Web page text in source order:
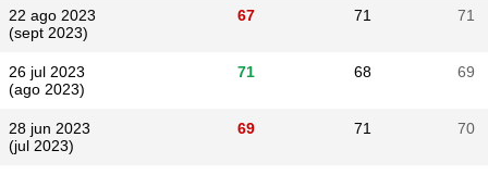
22 ago 2023
(sept 2023)
67 71 71
26 jul 2023
(ago 2023)
71 68 69
28 jun 2023
(jul 2023)
69 71 70